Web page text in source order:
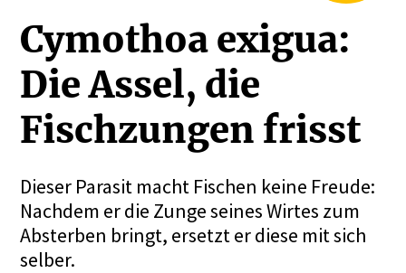
Cymothoa exigua:
Die Assel, die
Fisch­zungen frisst
Dieser Parasit macht Fischen keine Freude:
Nachdem er die Zunge seines Wirtes zum
Absterben bringt, ersetzt er diese mit sich
selber.